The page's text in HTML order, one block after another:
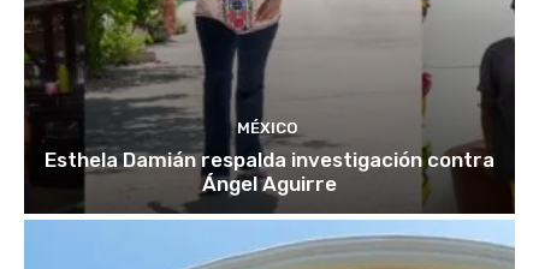
MÉXICO
Esthela Damián respalda investigación contra
Ángel Aguirre